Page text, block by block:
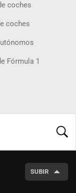
coches
coches
Fórmula 1
SUBIR